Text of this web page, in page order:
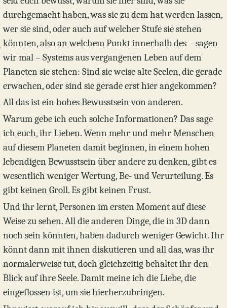
durchgemacht haben, was sie zu dem hat werden lassen,
wer sie sind, oder auch auf welcher Stufe sie stehen
könnten, also an welchem Punkt innerhalb des – sagen
wir mal – Systems aus vergangenen Leben auf dem
Planeten sie stehen: Sind sie weise alte Seelen, die gerade
erwachen, oder sind sie gerade erst hier angekommen?
All das ist ein hohes Bewusstsein von anderen.
Warum gebe ich euch solche Informationen? Das sage
ich euch, ihr Lieben. Wenn mehr und mehr Menschen
auf diesem Planeten damit beginnen, in einem hohen
lebendigen Bewusstsein über andere zu denken, gibt es
wesentlich weniger Wertung, Be- und Verurteilung. Es
gibt keinen Groll. Es gibt keinen Frust.
Und ihr lernt, Personen im ersten Moment auf diese
Weise zu sehen. All die anderen Dinge, die in 3D dann
noch sein könnten, haben dadurch weniger Gewicht. Ihr
könnt dann mit ihnen diskutieren und all das, was ihr
normalerweise tut, doch gleichzeitig behaltet ihr den
Blick auf ihre Seele. Damit meine ich die Liebe, die
eingeflossen ist, um sie hierherzubringen.